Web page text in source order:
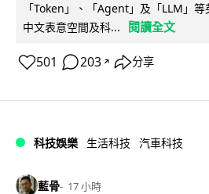
「Token」、「Agent」及「LLM」
中文表意空間及科...
閱讀全文
501 203 ↗ 分享
科技娛樂 生活科技 汽車科技
藍骨 17 小時